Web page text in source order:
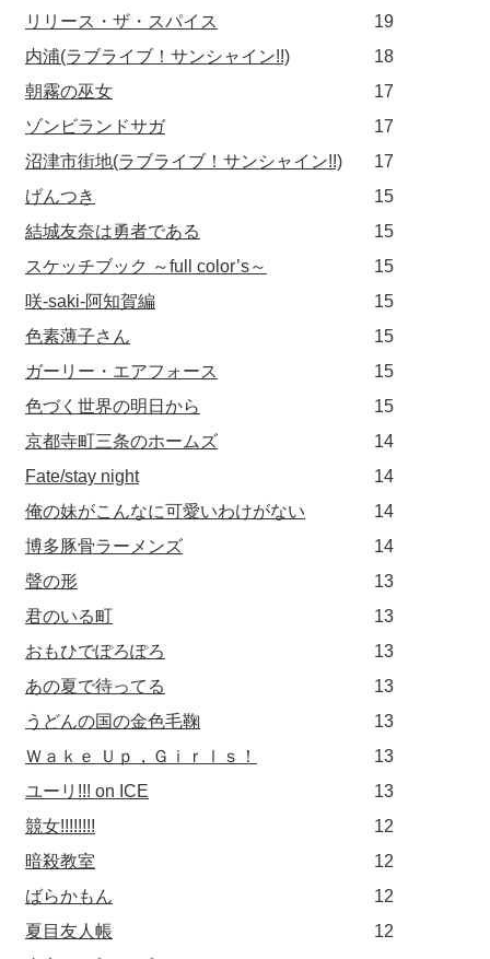
リリース・ザ・スパイス
19
内浦(ラブライブ！サンシャイン!!)
18
朝霧の巫女
17
ゾンビランドサガ
17
沼津市街地(ラブライブ！サンシャイン!!)
17
げんつき
15
結城友奈は勇者である
15
スケッチブック ～full color’s～
15
咲-saki-阿知賀編
15
色素薄子さん
15
ガーリー・エアフォース
15
色づく世界の明日から
15
京都寺町三条のホームズ
14
Fate/stay night
14
俺の妹がこんなに可愛いわけがない
14
博多豚骨ラーメンズ
14
聲の形
13
君のいる町
13
おもひでぽろぽろ
13
あの夏で待ってる
13
うどんの国の金色毛鞠
13
Ｗａｋｅ Ｕｐ，Ｇｉｒｌｓ！
13
ユーリ!!! on ICE
13
競女!!!!!!!!
12
暗殺教室
12
ばらかもん
12
夏目友人帳
12